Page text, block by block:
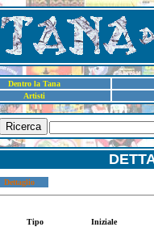
Dentro la Tana
Artisti
Ricerca
Dettaglio
Tipo Iniziale